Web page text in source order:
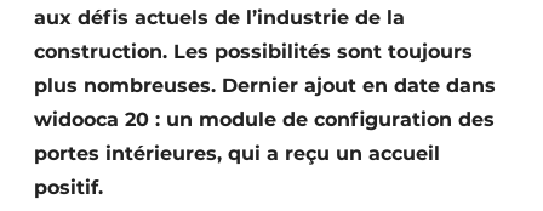
aux défis actuels de l’industrie de la
construction. Les possibilités sont toujours
plus nombreuses. Dernier ajout en date dans
widooca 20 : un module de configuration des
portes intérieures, qui a reçu un accueil
positif.